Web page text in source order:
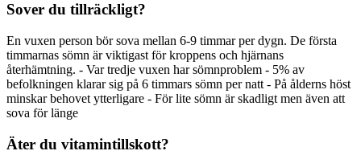
Sover du tillräckligt?
En vuxen person bör sova mellan 6-9 timmar per dygn. De första
timmarnas sömn är viktigast för kroppens och hjärnans
återhämtning. - Var tredje vuxen har sömnproblem - 5% av
befolkningen klarar sig på 6 timmars sömn per natt - På ålderns höst
minskar behovet ytterligare - För lite sömn är skadligt men även att
sova för länge
Äter du vitamintillskott?